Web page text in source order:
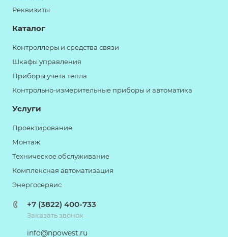
Реквизиты
Каталог
Контроллеры и средства связи
Шкафы управления
Приборы учёта тепла
Контрольно-измерительные приборы и автоматика
Услуги
Проектирование
Монтаж
Техническое обслуживание
Комплексная автоматизация
Энергосервис
+7 (3822) 400-733
Заказать звонок
info@npowest.ru